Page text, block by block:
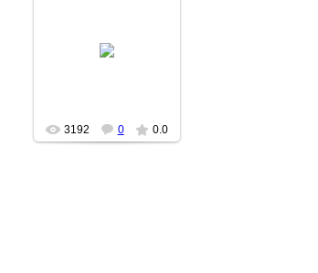
2012-05-11
3192 0 0.0